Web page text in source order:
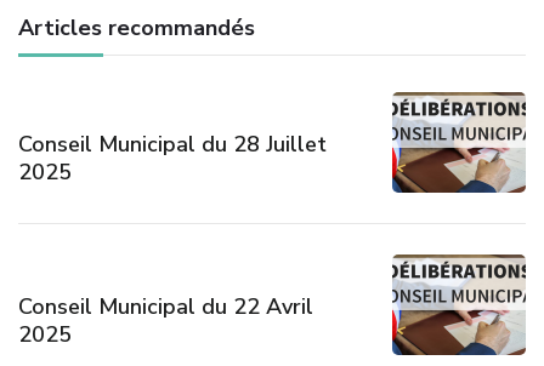
Articles recommandés
Conseil Municipal du 28 Juillet
2025
Conseil Municipal du 22 Avril
2025